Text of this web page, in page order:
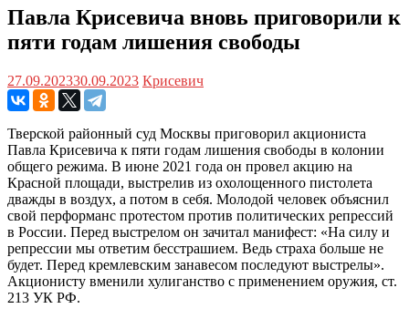
Павла Крисевича вновь приговорили к
пяти годам лишения свободы
27.09.202330.09.2023 Крисевич
Тверской районный суд Москвы приговорил акциониста
Павла Крисевича к пяти годам лишения свободы в колонии
общего режима. В июне 2021 года он провел акцию на
Красной площади, выстрелив из охолощенного пистолета
дважды в воздух, а потом в себя. Молодой человек объяснил
свой перформанс протестом против политических репрессий
в России. Перед выстрелом он зачитал манифест: «На силу и
репрессии мы ответим бесстрашием. Ведь страха больше не
будет. Перед кремлевским занавесом последуют выстрелы».
Акционисту вменили хулиганство с применением оружия, ст.
213 УК РФ.